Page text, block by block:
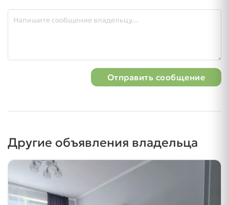
Отправить сообщение
Другие объявления владельца